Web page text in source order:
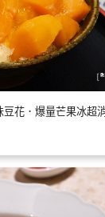
豆花．爆量芒果冰超